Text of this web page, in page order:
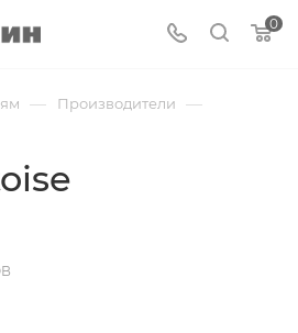
0
— Производители —